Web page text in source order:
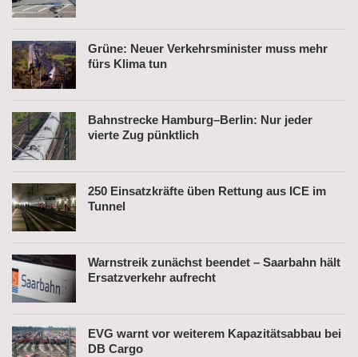
Grüne: Neuer Verkehrsminister muss mehr
fürs Klima tun
Bahnstrecke Hamburg–Berlin: Nur jeder
vierte Zug pünktlich
250 Einsatzkräfte üben Rettung aus ICE im
Tunnel
Warnstreik zunächst beendet – Saarbahn hält
Ersatzverkehr aufrecht
EVG warnt vor weiterem Kapazitätsabbau bei
DB Cargo